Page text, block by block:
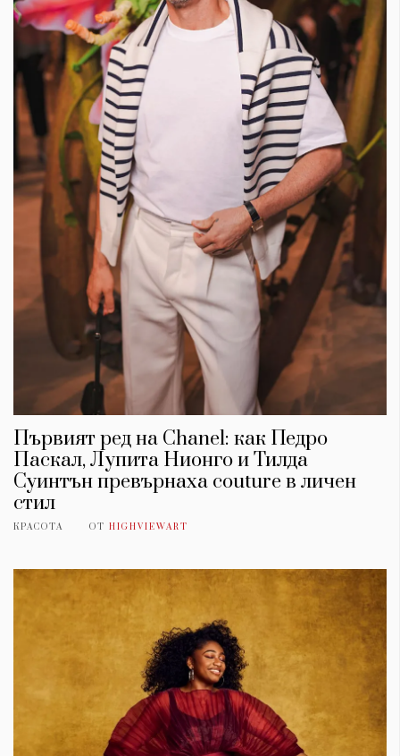
Първият ред на Chanel: как Педро
Паскал, Лупита Нионго и Тилда
Суинтън превърнаха couture в личен
стил
КРАСОТА ОТ HIGHVIEWART
Wine&Dine
Мода
Изкуство
ЗА НАС
Условия за
ползване
За нас
Реклама
Политика за